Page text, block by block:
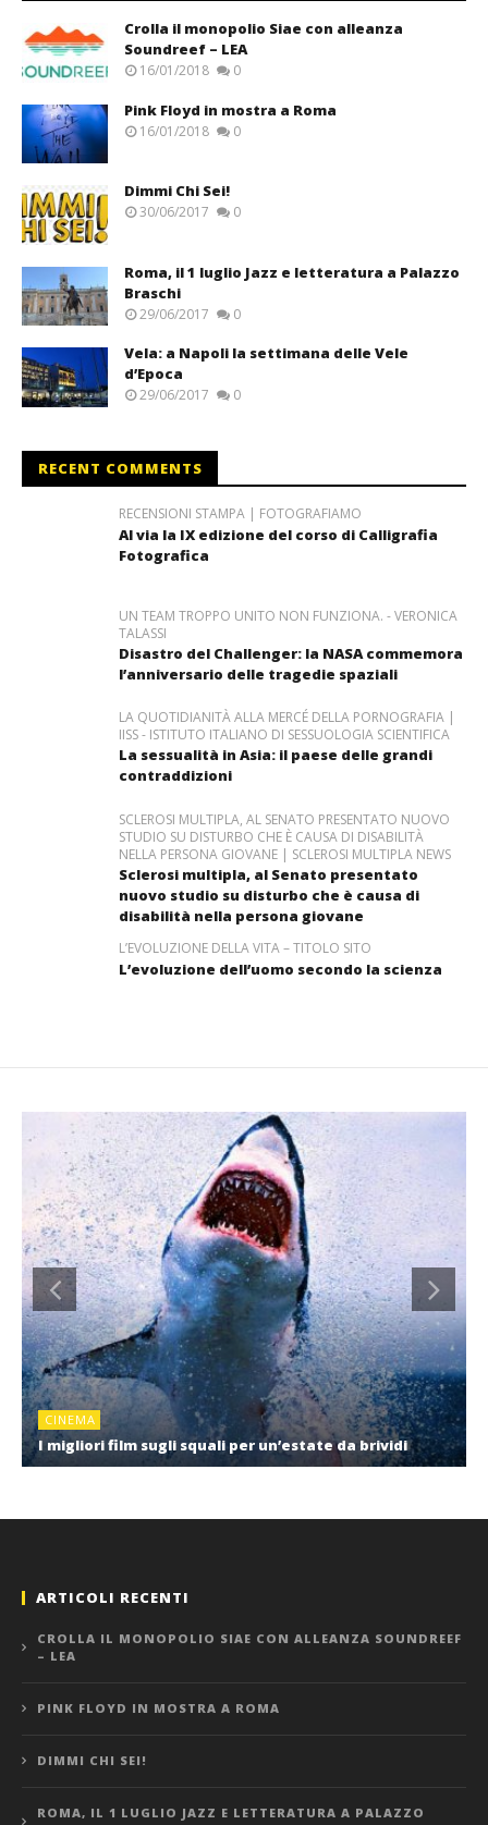
Crolla il monopolio Siae con alleanza
Soundreef – LEA
16/01/2018 0
Pink Floyd in mostra a Roma
16/01/2018 0
Dimmi Chi Sei!
30/06/2017 0
Roma, il 1 luglio Jazz e letteratura a Palazzo
Braschi
29/06/2017 0
Vela: a Napoli la settimana delle Vele
d’Epoca
29/06/2017 0
RECENT COMMENTS
RECENSIONI STAMPA | FOTOGRAFIAMO
Al via la IX edizione del corso di Calligrafia
Fotografica
UN TEAM TROPPO UNITO NON FUNZIONA. - VERONICA
TALASSI
Disastro del Challenger: la NASA commemora
l’anniversario delle tragedie spaziali
LA QUOTIDIANITÀ ALLA MERCÉ DELLA PORNOGRAFIA |
IISS - ISTITUTO ITALIANO DI SESSUOLOGIA SCIENTIFICA
La sessualità in Asia: il paese delle grandi
contraddizioni
SCLEROSI MULTIPLA, AL SENATO PRESENTATO NUOVO
STUDIO SU DISTURBO CHE È CAUSA DI DISABILITÀ
NELLA PERSONA GIOVANE | SCLEROSI MULTIPLA NEWS
Sclerosi multipla, al Senato presentato
nuovo studio su disturbo che è causa di
disabilità nella persona giovane
L’EVOLUZIONE DELLA VITA – TITOLO SITO
L’evoluzione dell’uomo secondo la scienza
CINEMA
I migliori film sugli squali per un’estate da brividi
ARTICOLI RECENTI
CROLLA IL MONOPOLIO SIAE CON ALLEANZA SOUNDREEF
– LEA
PINK FLOYD IN MOSTRA A ROMA
DIMMI CHI SEI!
ROMA, IL 1 LUGLIO JAZZ E LETTERATURA A PALAZZO